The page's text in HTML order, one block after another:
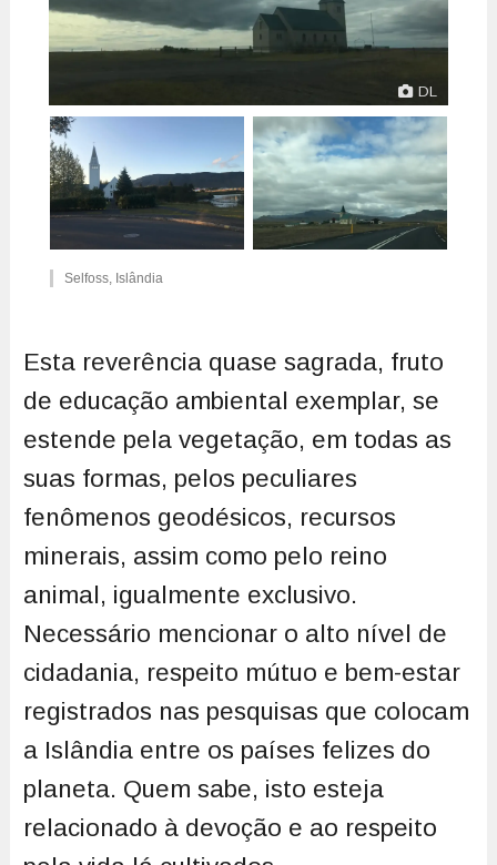
DL
Selfoss, Islândia
Esta reverência quase sagrada, fruto
de educação ambiental exemplar, se
estende pela vegetação, em todas as
suas formas, pelos peculiares
fenômenos geodésicos, recursos
minerais, assim como pelo reino
animal, igualmente exclusivo.
Necessário mencionar o alto nível de
cidadania, respeito mútuo e bem-estar
registrados nas pesquisas que colocam
a Islândia entre os países felizes do
planeta. Quem sabe, isto esteja
relacionado à devoção e ao respeito